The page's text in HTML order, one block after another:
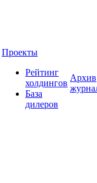
Проекты
Рейтинг
холдингов
База
дилеров
Архив